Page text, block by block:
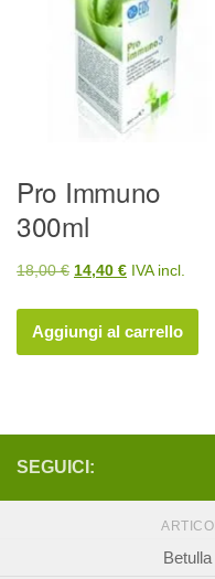
Pro Immuno
300ml
18,00€ Il
originale
era:
14,40 €Il
attuale
è:
IVA incl.
Aggiungi al carrello
SEGUICI: